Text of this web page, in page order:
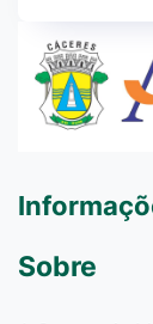
Sobre